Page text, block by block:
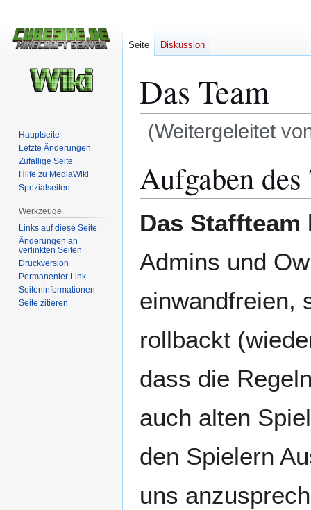
Das Team
(Weitergeleitet
Navigation
springen
Suche
springen
Aufgaben des
Das Staffteam
Admins und
einwandfreien,
rollbackt
dass die
auch alten
den Spielern
uns
Seite Diskussion
Hauptseite
Letzte Änderungen
Zufällige Seite
Hilfe zu MediaWiki
Spezialseiten
Werkzeuge
Links auf diese Seite
Änderungen an
verlinkten Seiten
Druckversion
Permanenter Link
Seiten­­informationen
Seite zitieren